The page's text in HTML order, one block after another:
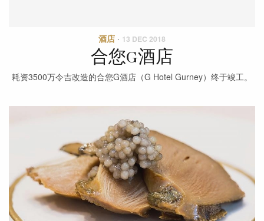
酒店 · 13 DEC 2018
合您G酒店
耗资3500万令吉改造的合您G酒店（G Hotel Gurney）终于竣工。